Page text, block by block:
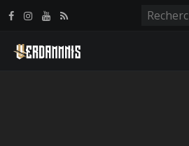
Panneau de gestion des cookies